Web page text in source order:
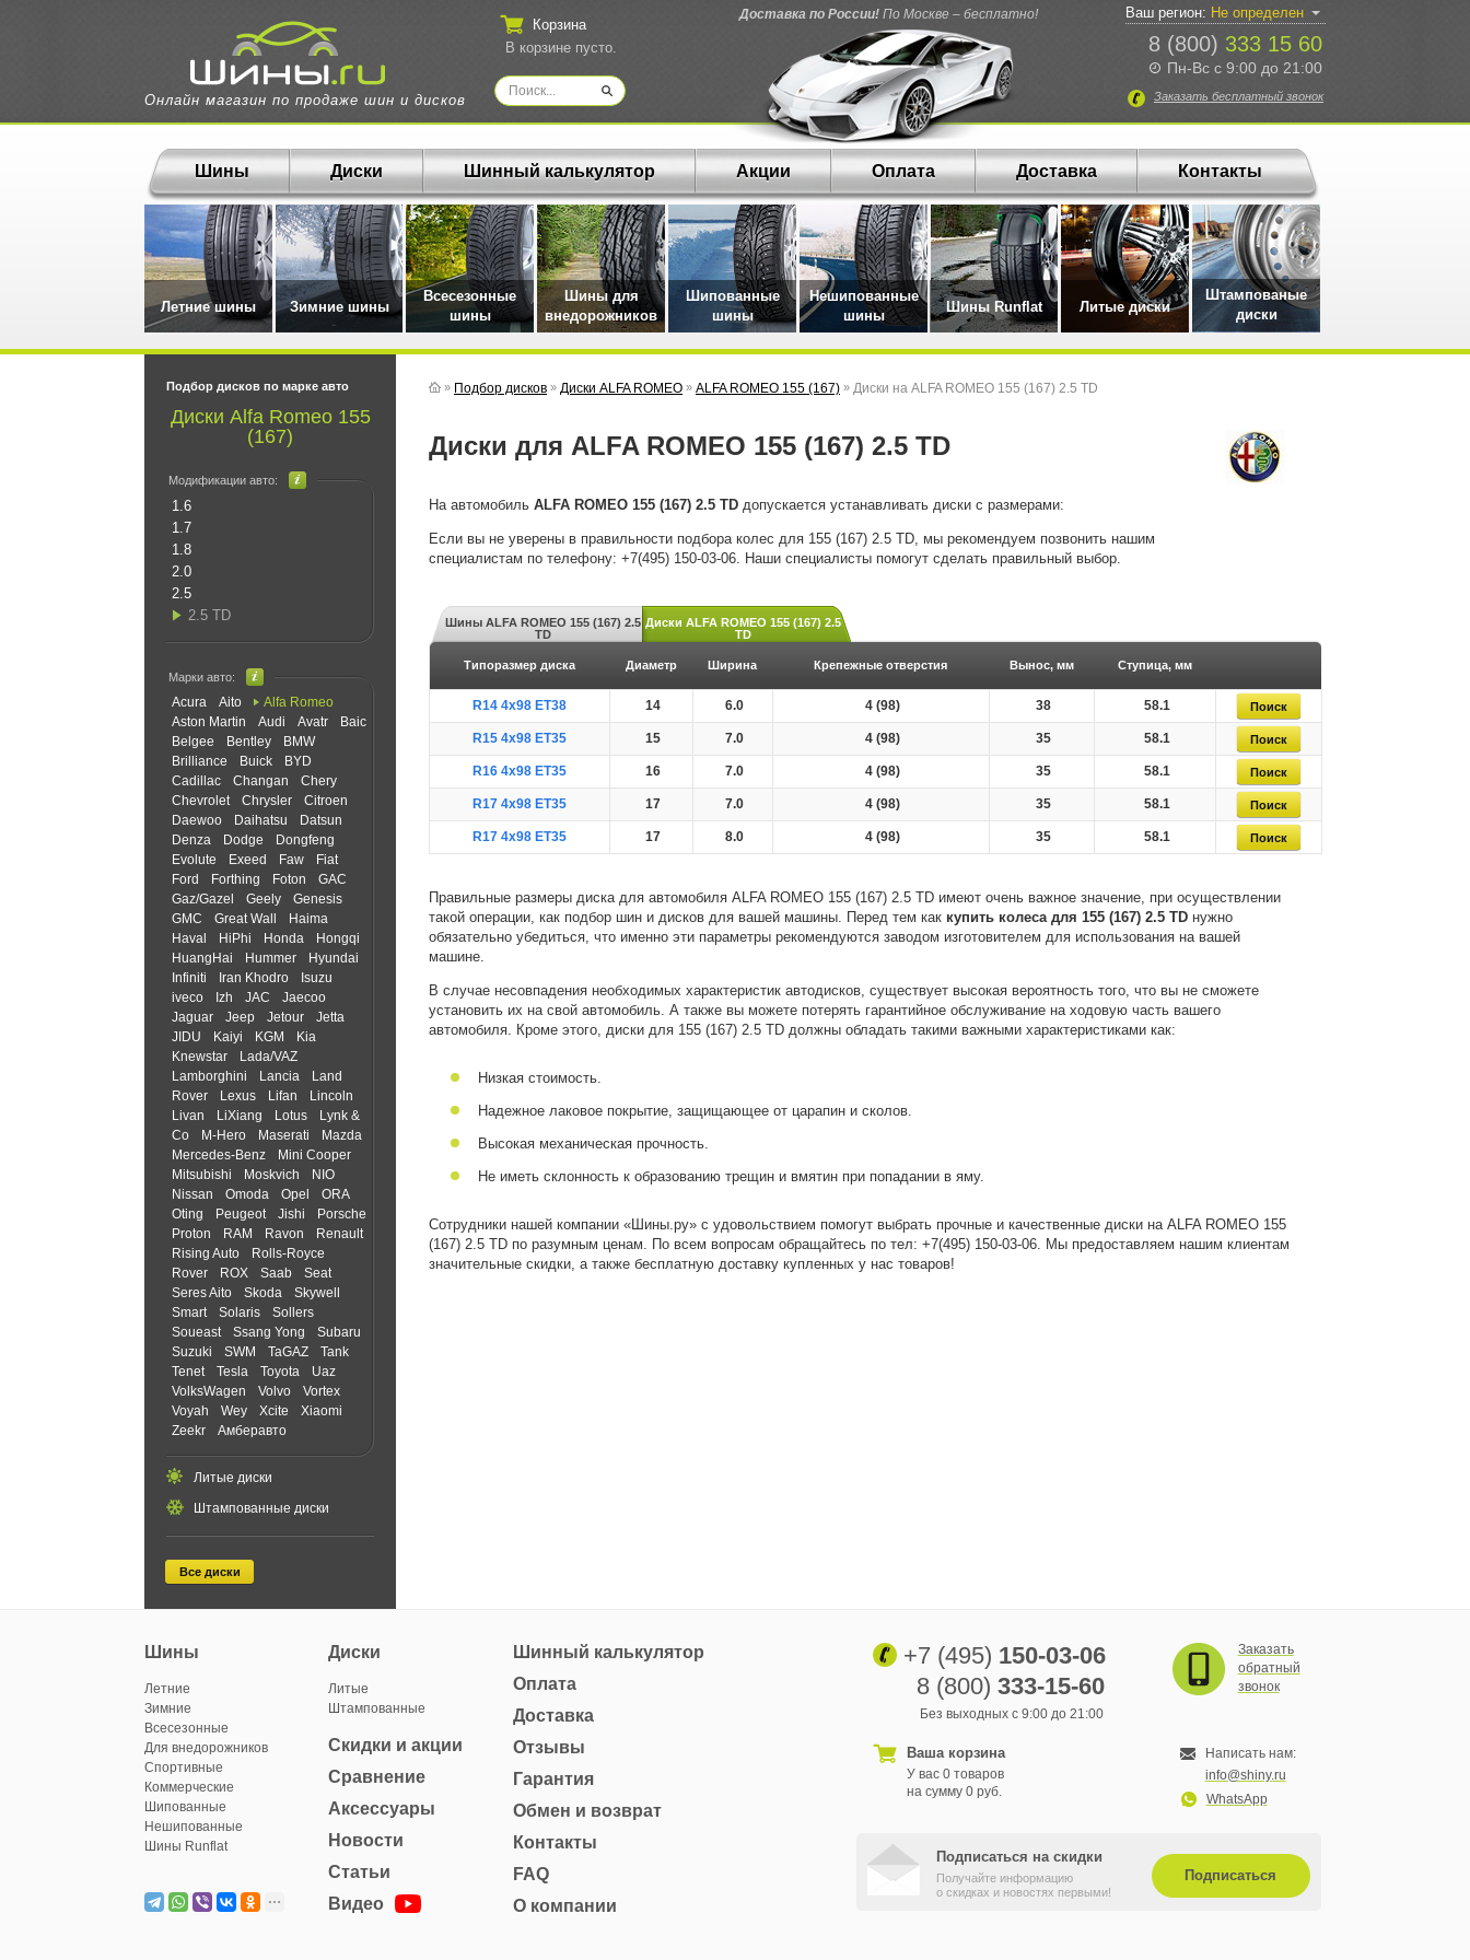
Онлайн магазин по продаже шин и дисков
Доставка по России! По Москве – бесплатно!
8 (800) 333 15 60
Пн-Вс с 9:00 до 21:00
Заказать бесплатный звонок
Корзина
В корзине пусто.
Ваш регион: Не определен
Шины Диски Шинный калькулятор Акции Оплата Доставка Контакты
Летние шины Зимние шины
Всесезонные
шины
Шины для
внедорожников
Шипованные
шины
Нешипованные
шины
Шины Runflat Литые диски
Штампованые
диски
Подбор дисков по марке авто
Диски Alfa Romeo 155
(167)
Модификации авто:
1.6
1.7
1.8
2.0
2.5
2.5 TD
Марки авто:
Acura Aito
Alfa Romeo
Aston Martin
Audi Avatr
Baic
Belgee
Bentley
BMW
Brilliance
Buick
BYD
Cadillac
Changan
Chery
Chevrolet
Chrysler
Citroen
Daewoo
Daihatsu
Datsun
Denza
Dodge
Dongfeng
Evolute
Exeed Faw
Fiat
Ford
Forthing Foton
GAC
Gaz/Gazel
Geely
Genesis
GMC
Great Wall
Haima
Haval
HiPhi Honda
Hongqi
HuangHai
Hummer
Hyundai
Infiniti
Iran Khodro
Isuzu
iveco
Izh JAC
Jaecoo
Jaguar
Jeep Jetour
Jetta
JIDU
Kaiyi KGM
Kia
Knewstar
Lada/VAZ
Lamborghini
Lancia
Land
Rover
Lexus Lifan
Lincoln
Livan
LiXiang Lotus
Lynk &
Co
M-Hero Maserati
Mazda
Mercedes-Benz
Mini Cooper
Mitsubishi
Moskvich
NIO
Nissan
Omoda Opel
ORA
Oting
Peugeot Jishi
Porsche
Proton
RAM Ravon
Renault
Rising Auto
Rolls-Royce
Rover
ROX Saab
Seat
Seres Aito
Skoda
Skywell
Smart
Solaris
Sollers
Soueast
Ssang Yong
Subaru
Suzuki
SWM TaGAZ
Tank
Tenet
Tesla Toyota
Uaz
VolksWagen
Volvo
Vortex
Voyah
Wey Xcite
Xiaomi
Zeekr
Амберавто
Литые диски
Штампованные диски
Все диски
» Подбор дисков » Диски ALFA ROMEO » ALFA ROMEO 155 (167) » Диски на ALFA ROMEO 155 (167) 2.5 TD
Диски для ALFA ROMEO 155 (167) 2.5 TD
На автомобиль ALFA ROMEO 155 (167) 2.5 TD допускается устанавливать диски с размерами:
Если вы не уверены в правильности подбора колес для 155 (167) 2.5 TD, мы рекомендуем позвонить нашим
специалистам по телефону: +7(495) 150-03-06. Наши специалисты помогут сделать правильный выбор.
Шины ALFA ROMEO 155 (167) 2.5
TD
Диски ALFA ROMEO 155 (167) 2.5
TD
Типоразмер диска Диаметр Ширина Крепежные отверстия Вынос, мм Ступица, мм
R14 4x98 ET38 14 6.0 4 (98) 38 58.1
R15 4x98 ET35 15 7.0 4 (98) 35 58.1
R16 4x98 ET35 16 7.0 4 (98) 35 58.1
R17 4x98 ET35 17 7.0 4 (98) 35 58.1
R17 4x98 ET35 17 8.0 4 (98) 35 58.1
Правильные размеры диска для автомобиля ALFA ROMEO 155 (167) 2.5 TD имеют очень важное значение, при осуществлении
такой операции, как подбор шин и дисков для вашей машины. Перед тем как купить колеса для 155 (167) 2.5 TD нужно
обязательно убедиться, что именно эти параметры рекомендуются заводом изготовителем для использования на вашей
машине.
В случае несовпадения необходимых характеристик автодисков, существует высокая вероятность того, что вы не сможете
установить их на свой автомобиль. А также вы можете потерять гарантийное обслуживание на ходовую часть вашего
автомобиля. Кроме этого, диски для 155 (167) 2.5 TD должны обладать такими важными характеристиками как:
Низкая стоимость.
Надежное лаковое покрытие, защищающее от царапин и сколов.
Высокая механическая прочность.
Не иметь склонность к образованию трещин и вмятин при попадании в яму.
Сотрудники нашей компании «Шины.ру» с удовольствием помогут выбрать прочные и качественные диски на ALFA ROMEO 155
(167) 2.5 TD по разумным ценам. По всем вопросам обращайтесь по тел: +7(495) 150-03-06. Мы предоставляем нашим клиентам
значительные скидки, а также бесплатную доставку купленных у нас товаров!
Шины
Летние
Зимние
Всесезонные
Для внедорожников
Спортивные
Коммерческие
Шипованные
Нешипованные
Шины Runflat
Диски
Литые
Штампованные
Скидки и акции
Сравнение
Аксессуары
Новости
Статьи
Видео
Шинный калькулятор
Оплата
Доставка
Отзывы
Гарантия
Обмен и возврат
Контакты
FAQ
О компании
+7 (495) 150-03-06
8 (800) 333-15-60
Без выходных с 9:00 до 21:00
Ваша корзина
У вас 0 товаров
на сумму 0 руб.
Заказать
обратный
звонок
Написать нам:
info@shiny.ru
WhatsApp
Подписаться на скидки
Получайте информацию
о скидках и новостях первыми!
Подписаться